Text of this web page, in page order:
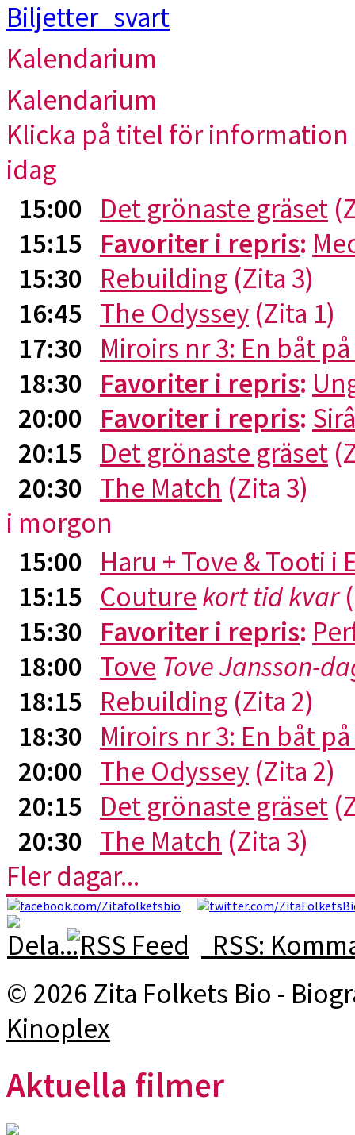
Kalendarium
Kalendarium
Klicka på titel för
idag
15:00 Det grönaste gräset
15:15 Favoriter i repris:
15:30 Rebuilding (Zita 3)
16:45 The Odyssey (Zita 1)
17:30 Miroirs nr 3: En båt
18:30 Favoriter i repris:
20:00 Favoriter i repris:
20:15 Det grönaste gräset
20:30 The Match (Zita 3)
i morgon
15:00 Haru + Tove & Tooti i
15:15 Couture kort tid kvar
15:30 Favoriter i repris:
18:00 Tove Tove Jansson-
18:15 Rebuilding (Zita 2)
18:30 Miroirs nr 3: En båt
20:00 The Odyssey (Zita 2)
20:15 Det grönaste gräset
20:30 The Match (Zita 3)
Fler dagar...
RSS:
© 2026 Zita Folkets Bio -
Kinoplex
Aktuella filmer